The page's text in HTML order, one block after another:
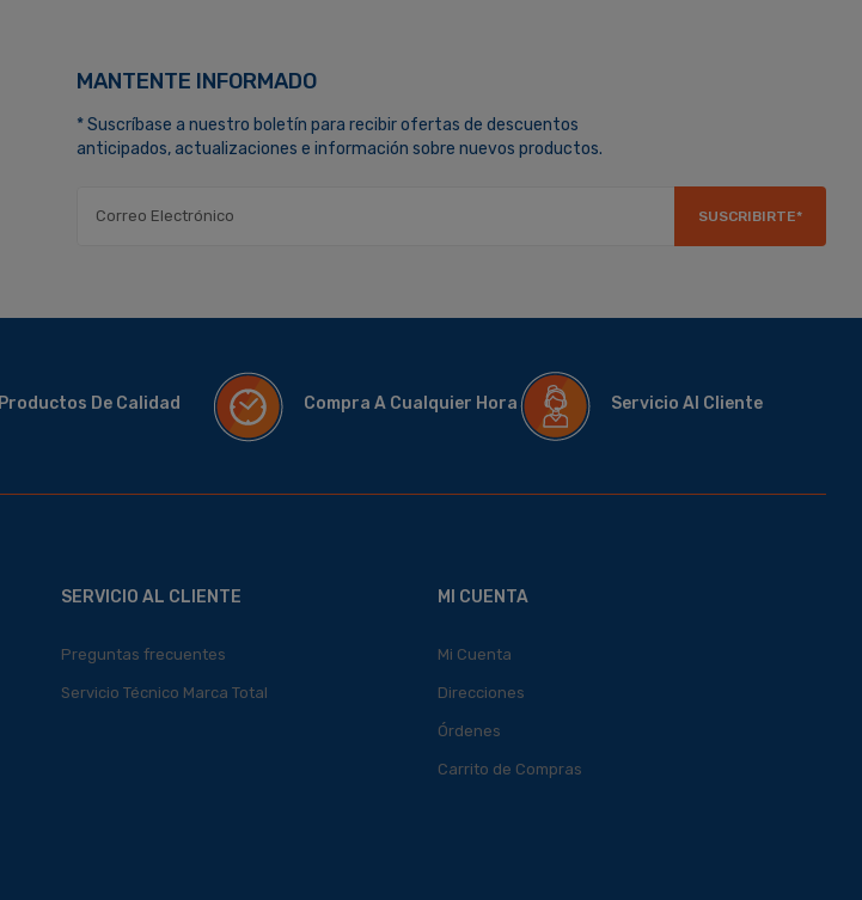
MANTENTE INFORMADO
* Suscríbase a nuestro boletín para recibir ofertas de descuentos
anticipados, actualizaciones e información sobre nuevos productos.
SUSCRIBIRTE*
Productos De Calidad Compra A Cualquier Hora Servicio Al Cliente
SERVICIO AL CLIENTE
Preguntas frecuentes
Servicio Técnico Marca Total
MI CUENTA
Mi Cuenta
Direcciones
Órdenes
Carrito de Compras